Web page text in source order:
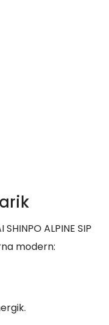
SHINPO ALPINE SIP
modern: